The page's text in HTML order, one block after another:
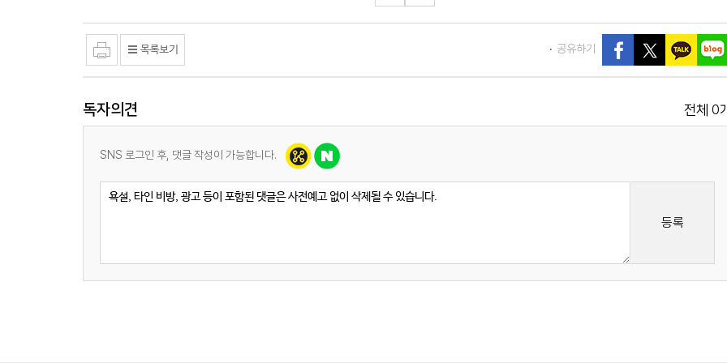
공유하기
독자의견 전체 0
SNS 로그인 후, 댓글 작성이 가능합니다.
등록